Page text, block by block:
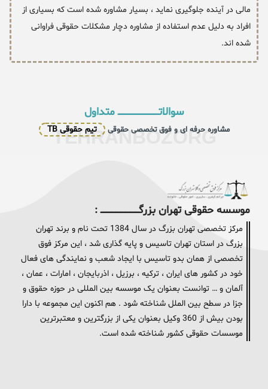
مالی در آینده جلوگیری نماید ، بسیار مشاوره شده است که بسیاری از
افراد به دلیل عدم استفاده از مشاوره دچار مشکلات حقوقی فراوانی
شده اند.
سوالاتــــــــــــــــــــــــــــــــــ متداول
TEHRANBOZORG
مشاوره حرفه ای و فوق تخصصی حقوقی تیم حقوقی TB
موسسه حقوقی تهران بزرگــــــــــــــــــــــــــــــــ :
مرکز تخصصی تهران بزرگ در سال 1384 تحت نام و برند تهران
بزرگ در استان تهران تاسیس و پایه گذاری شد ، این مرکز فوق
تخصصی از همان بدو تاسیس با ایجاد شعب و نمایندگی های فعال
خود در کشور های ایران ، ترکیه ، برزیل ، اذربایجان ، امارات ، عمان ،
آلمان و … توانست بعنوان یک موسسه بین المللی در حوزه حقوق و
جزا در سطح بین الملل شناخته شود . هم اکنون این مجموعه با دارا
بودن بیش از 360 وکیل بعنوان یکی از بزرگترین و معتبرترین
موسسات حقوقی کشور شناخته شده است.